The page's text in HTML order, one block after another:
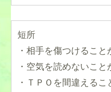
短所
・相手を傷つけること
・空気を読めないこと
・ＴＰＯを間違えるこ